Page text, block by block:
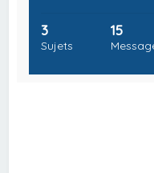
3
Sujets
15